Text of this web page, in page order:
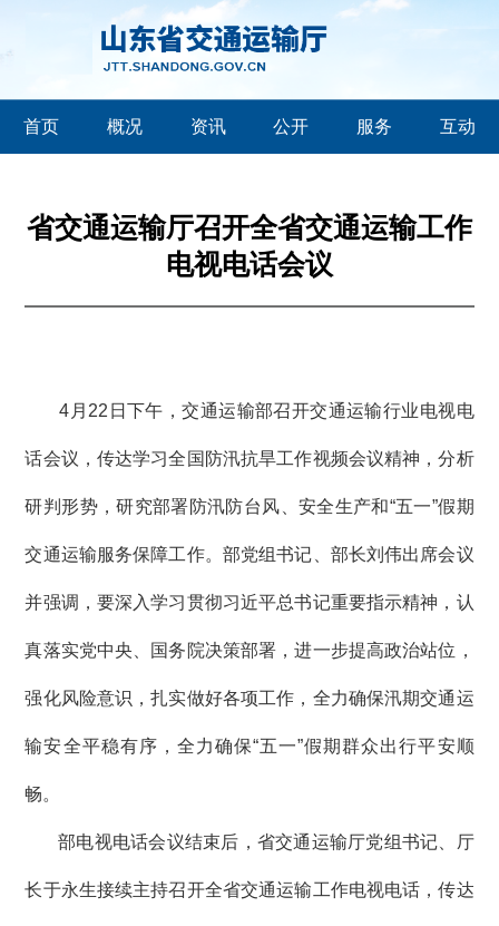
首页 概况 资讯 公开 服务 互动
省交通运输厅召开全省交通运输工作
电视电话会议
4月22日下午，交通运输部召开交通运输行业电视电
话会议，传达学习全国防汛抗旱工作视频会议精神，分析
研判形势，研究部署防汛防台风、安全生产和“五一”假期
交通运输服务保障工作。部党组书记、部长刘伟出席会议
并强调，要深入学习贯彻习近平总书记重要指示精神，认
真落实党中央、国务院决策部署，进一步提高政治站位，
强化风险意识，扎实做好各项工作，全力确保汛期交通运
输安全平稳有序，全力确保“五一”假期群众出行平安顺
畅。
部电视电话会议结束后，省交通运输厅党组书记、厅
长于永生接续主持召开全省交通运输工作电视电话，传达